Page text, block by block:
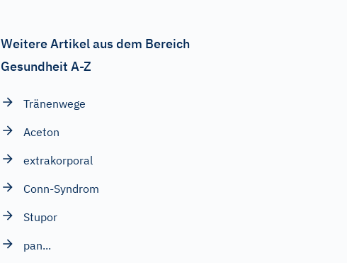
Weitere Artikel aus dem Bereich
Gesundheit A-Z
Tränenwege
Aceton
extrakorporal
Conn-Syndrom
Stupor
pan...